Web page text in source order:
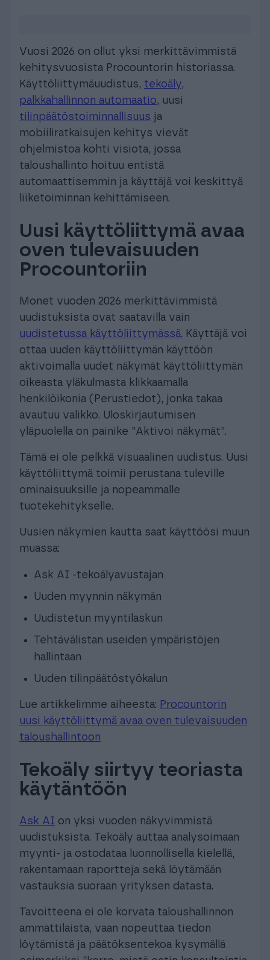
Vuosi 2026 on ollut yksi merkittävimmistä
kehitysvuosista Procountorin historiassa.
Käyttöliittymäuudistus, tekoäly,
palkkahallinnon automaatio, uusi
tilinpäätöstoiminnallisuus ja
mobiiliratkaisujen kehitys vievät
ohjelmistoa kohti visiota, jossa
taloushallinto hoituu entistä
automaattisemmin ja käyttäjä voi keskittyä
liiketoiminnan kehittämiseen.
Uusi käyttöliittymä avaa
oven tulevaisuuden
Procountoriin
Monet vuoden 2026 merkittävimmistä
uudistuksista ovat saatavilla vain
uudistetussa käyttöliittymässä. Käyttäjä voi
ottaa uuden käyttöliittymän käyttöön
aktivoimalla uudet näkymät käyttöliittymän
oikeasta yläkulmasta klikkaamalla
henkilöikonia (Perustiedot), jonka takaa
avautuu valikko. Uloskirjautumisen
yläpuolella on painike ”Aktivoi näkymät”.
Tämä ei ole pelkkä visuaalinen uudistus. Uusi
käyttöliittymä toimii perustana tuleville
ominaisuuksille ja nopeammalle
tuotekehitykselle.
Uusien näkymien kautta saat käyttöösi muun
muassa:
Ask AI -tekoälyavustajan
Uuden myynnin näkymän
Uudistetun myyntilaskun
Tehtävälistan useiden ympäristöjen
hallintaan
Uuden tilinpäätöstyökalun
Lue artikkelimme aiheesta: Procountorin
uusi käyttöliittymä avaa oven tulevaisuuden
taloushallintoon
Tekoäly siirtyy teoriasta
käytäntöön
Ask AI on yksi vuoden näkyvimmistä
uudistuksista. Tekoäly auttaa analysoimaan
myynti- ja ostodataa luonnollisella kielellä,
rakentamaan raportteja sekä löytämään
vastauksia suoraan yrityksen datasta.
Tavoitteena ei ole korvata taloushallinnon
ammattilaista, vaan nopeuttaa tiedon
löytämistä ja päätöksentekoa kysymällä